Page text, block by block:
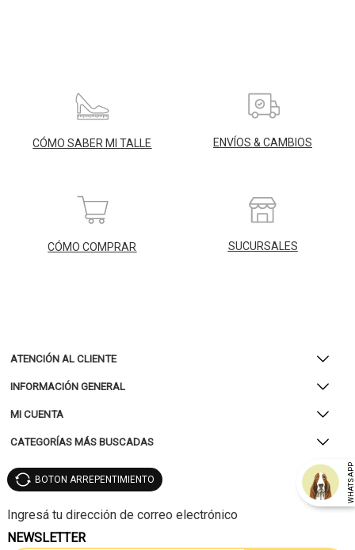
CÓMO SABER MI TALLE ENVÍOS & CAMBIOS
CÓMO COMPRAR SUCURSALES
ATENCIÓN AL CLIENTE
INFORMACIÓN GENERAL
MI CUENTA
CATEGORÍAS MÁS BUSCADAS
WHATSAPP
BOTON ARREPENTIMIENTO
NEWSLETTER